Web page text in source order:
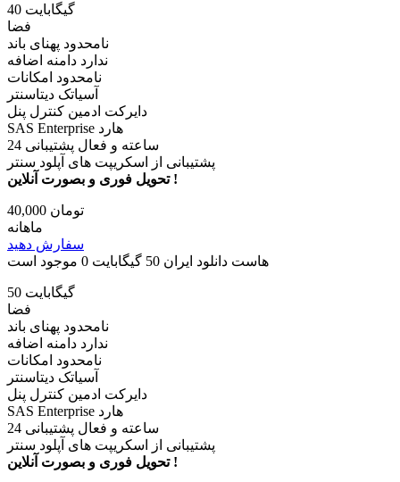
40 گیگابایت
فضا
نامحدود پهنای باند
ندارد دامنه اضافه
نامحدود امکانات
آسیاتک دیتاسنتر
دایرکت ادمین کنترل پنل
SAS Enterprise هارد
24 ساعته و فعال پشتیبانی
پشتیبانی از اسکریپت های آپلود سنتر
تحویل فوری و بصورت آنلاین !
40,000 تومان
ماهانه
سفارش دهید
هاست دانلود ایران 50 گیگابایت
0 موجود است
50 گیگابایت
فضا
نامحدود پهنای باند
ندارد دامنه اضافه
نامحدود امکانات
آسیاتک دیتاسنتر
دایرکت ادمین کنترل پنل
SAS Enterprise هارد
24 ساعته و فعال پشتیبانی
پشتیبانی از اسکریپت های آپلود سنتر
تحویل فوری و بصورت آنلاین !